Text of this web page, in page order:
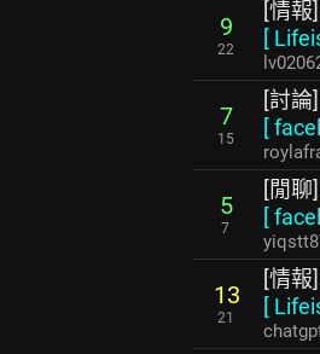
9
22
[情報
[
7
15
[討
[
5
7
[閒
[
13
21
[情
[